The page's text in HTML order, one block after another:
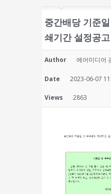
중간배당 기준
쇄기간 설정공고
Author 에어미디어
Date 2023-06-07
Views 2863